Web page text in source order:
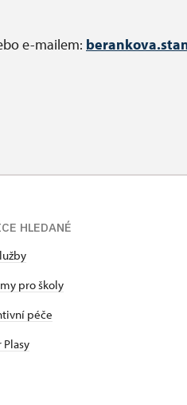
e-mailem:
HLEDANÉ
pro školy
péče
Plasy